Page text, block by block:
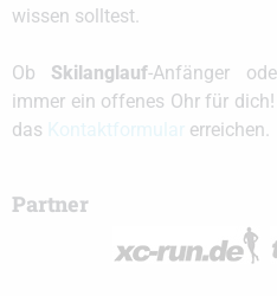
wissen solltest.
Ob Skilanglauf-Anfänger
immer ein offenes Ohr für
das
erreichen.
Partner